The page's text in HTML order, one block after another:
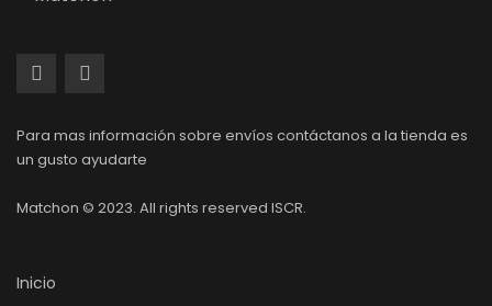
Para mas información sobre envíos contáctanos a la tienda es
un gusto ayudarte
Matchon © 2023. All rights reserved ISCR.
Inicio